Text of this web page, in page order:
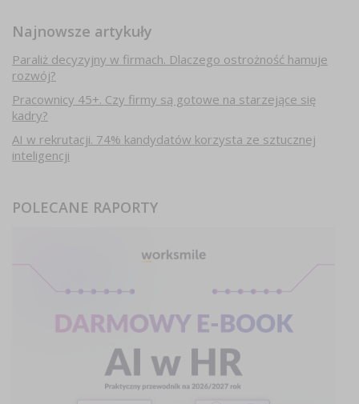
Najnowsze artykuły
Paraliż decyzyjny w firmach. Dlaczego ostrożność hamuje
rozwój?
Pracownicy 45+. Czy firmy są gotowe na starzejące się
kadry?
AI w rekrutacji. 74% kandydatów korzysta ze sztucznej
inteligencji
POLECANE RAPORTY